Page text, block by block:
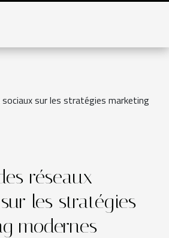
sur les stratégies marketing
réseaux
les stratégies
modernes